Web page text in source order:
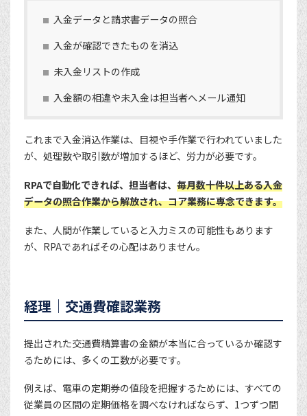
入金データと請求書データの照合
入金が確認できたものを消込
未入金リストの作成
入金額の相違や未入金は担当者へメール通知
これまで入金消込作業は、目視や手作業で行われていました
が、処理数や取引数が増加するほど、労力が必要です。
RPAで自動化できれば、担当者は、 毎月数十件以上ある入金
データの照合作業から解放され、コア業務に専念できます。
また、人間が作業していると入力ミスの可能性もあります
が、RPAであればその心配はありません。
経理｜交通費確認業務
提出された交通費精算書の金額が本当に合っているか確認す
るためには、多くの工数が必要です。
例えば、電車の定期券の値段を把握するためには、すべての
従業員の区間の定期価格を調べなければならず、1つずつ間